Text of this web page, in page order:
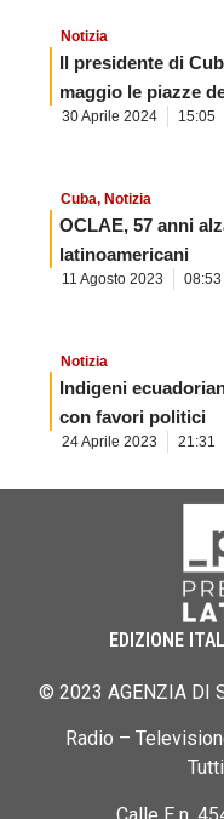
Notizia
Il presidente di
maggio le piazze
30 Aprile 2024 15:05
Cuba, Notizia
OCLAE, 57 anni
latinoamericani
11 Agosto 2023 08:53
Notizia
Indigeni
con favori politici
24 Aprile 2023 21:31
EDIZIONE
© 2023 AGENZIA DI
Radio –
Calle E n.